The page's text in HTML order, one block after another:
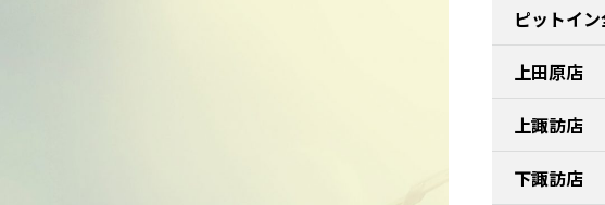
ピットイ
上田原店
上諏訪店
下諏訪店